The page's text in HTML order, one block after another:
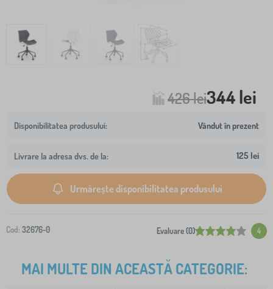
426 lei344 lei
Vândut în prezent
Livrare la adresa dvs. de la: 125 lei
Urmărește disponibilitatea produsului
Cod: 32676-0 Evaluare (0) 4
MAI MULTE DIN ACEASTĂ CATEGORIE: